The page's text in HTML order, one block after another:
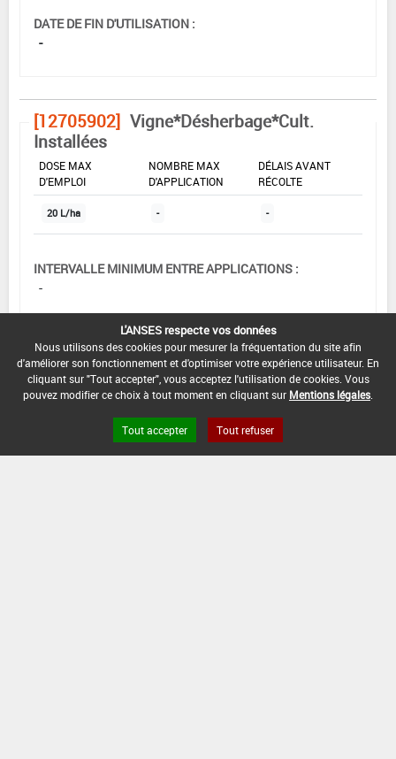
DATE DE FIN D'UTILISATION :
-
[12705902] Vigne*Désherbage*Cult.
Installées
DOSE MAX
D'EMPLOI
NOMBRE MAX
D'APPLICATION
DÉLAIS AVANT
RÉCOLTE
20 L/ha - -
INTERVALLE MINIMUM ENTRE APPLICATIONS :
-
DATE DE RETRAIT DE L'USAGE :
05/11/1999
DATE DE FIN DE DISTRIBUTION :
-
DATE DE FIN D'UTILISATION :
L'ANSES respecte vos données
Nous utilisons des cookies pour mesurer la fréquentation du site afin
d'améliorer son fonctionnement et d'optimiser votre expérience utilisateur. En
cliquant sur "Tout accepter", vous acceptez l'utilisation de cookies. Vous
pouvez modifier ce choix à tout moment en cliquant sur Mentions légales
Tout accepter Tout refuser